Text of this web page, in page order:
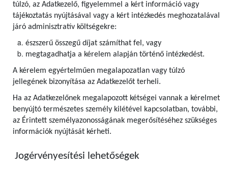
túlzó, az Adatkezelő, figyelemmel a kért információ vagy
tájékoztatás nyújtásával vagy a kért intézkedés meghozatalával
járó adminisztratív költségekre:
észszerű összegű díjat számíthat fel, vagy
megtagadhatja a kérelem alapján történő intézkedést.
A kérelem egyértelműen megalapozatlan vagy túlzó
jellegének bizonyítása az Adatkezelőt terheli.
Ha az Adatkezelőnek megalapozott kétségei vannak a kérelmet
benyújtó természetes személy kilétével kapcsolatban, további,
az Érintett személyazonosságának megerősítéséhez szükséges
információk nyújtását kérheti.
Jogérvényesítési lehetőségek